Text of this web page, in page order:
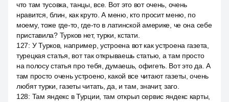
что там тусовка, танцы, все. Вот это вот очень, очень
нравится, блин, как круто. А меню, кто просит меню, по
моему, тоже где-то, где-то в латинской америке, че она себе
приставила? Турков нет, турки, кстати.
127: У Турков, например, устроена вот как устроена газета,
турецкая статья, вот так открываешь статью, а там просто
на полосу статья про тебя, думаешь, офигеть. Вот это да. А
там просто очень устроено, какой все читают газеты, очень
любят турки, газеты читать, да, и там, значит, заго.
128: Там яндекс в Турции, там открыл сервис яндекс карты,